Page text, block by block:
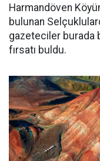
Harmandöven
bulunan
gazeteciler burada
fırsatı buldu.